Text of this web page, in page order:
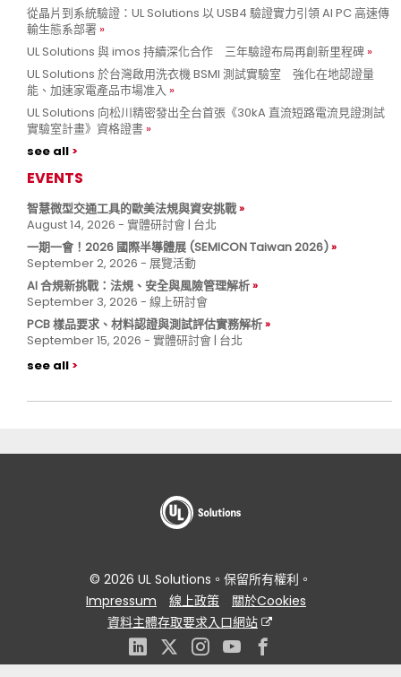
從晶片到系統驗證：UL Solutions 以 USB4 驗證實力引領 AI PC 高速傳
輸生態系部署
UL Solutions 與 imos 持續深化合作 三年驗證布局再創新里程碑
UL Solutions 於台灣啟用洗衣機 BSMI 測試實驗室 強化在地認證量
能、加速家電產品市場准入
UL Solutions 向松川精密發出全台首張《30kA 直流短路電流見證測試
實驗室計畫》資格證書
see all
EVENTS
智慧微型交通工具的歐美法規與資安挑戰
August 14, 2026 - 實體研討會 | 台北
一期一會！2026 國際半導體展 (SEMICON Taiwan 2026)
September 2, 2026 - 展覽活動
AI 合規新挑戰：法規、安全與風險管理解析
September 3, 2026 - 線上研討會
PCB 樣品要求、材料認證與測試評估實務解析
September 15, 2026 - 實體研討會 | 台北
see all
© 2026 UL Solutions。保留所有權利。
Impressum
線上政策
關於Cookies
資料主體存取要求入口網站